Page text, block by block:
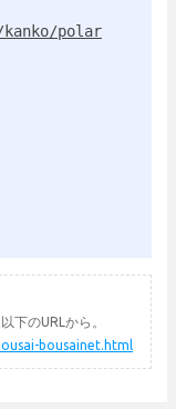
polar
下のURLから。
bousainet.html